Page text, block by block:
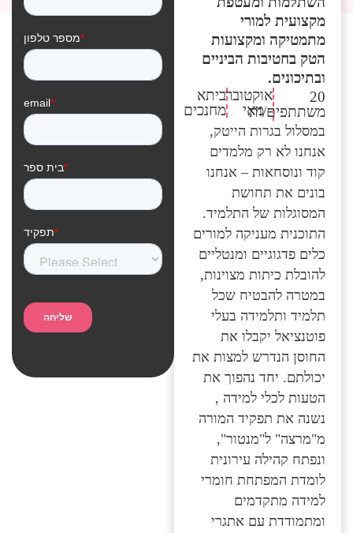
מקצועית למורי
מתמטיקה ומקצועות
הטק בחטיבות הביניים
ובתיכונים.
20
משתתפים/ות
אוקטובר
- מאי
ביתא
מחנכים
במסלול בגרות הייטק,
אנחנו לא רק מלמדים
קוד ונוסחאות – אנחנו
בונים את תחושת
המסוגלות של התלמיד.
התוכנית מעניקה למורים
כלים פדגוגיים ומנטליים
להובלת כיתות מצוינות,
במטרה להבטיח שכל
תלמיד ותלמידה בעלי
פוטנציאל יקבלו את
החוסן הנדרש למצות את
יכולתם. יחד נהפוך את
הטעות לכלי למידה ,
נשנה את תפקיד המורה
מ"מרצה" ל"מנטור",
ונפתח קהילה עירונית
לומדת המפתחת חומרי
למידה מתקדמים
ומתמודדת עם אתגרי